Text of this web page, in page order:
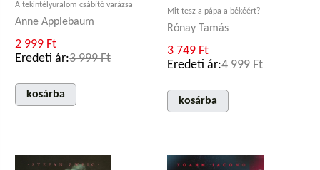
A tekintélyuralom csábító varázsa
Anne Applebaum
2 999 Ft
Eredeti ár:3 999 Ft
kosárba
Mit tesz a pápa a békéért?
Rónay Tamás
3 749 Ft
Eredeti ár:4 999 Ft
kosárba